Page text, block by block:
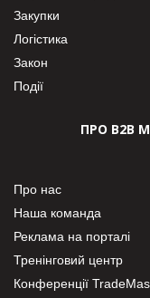
Закупки
Логістика
Закон
Події
ПРО В2В
Про нас
Наша команда
Реклама на порталі
Тренінговий центр
Конференції